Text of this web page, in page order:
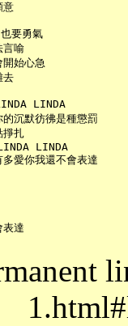
意
要勇氣
言喻
始心急
去
LINDA
沉默彷彿是種懲罰
掙扎
LINDA
愛你我還不會表達
達